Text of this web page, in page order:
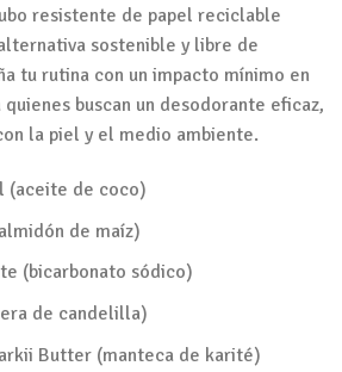
resistente de papel reciclable
sostenible y libre de
tu rutina con un impacto mínimo en
buscan un desodorante eficaz,
la piel y el medio ambiente.
(aceite de coco)
de maíz)
(bicarbonato sódico)
de candelilla)
Butter (manteca de karité)